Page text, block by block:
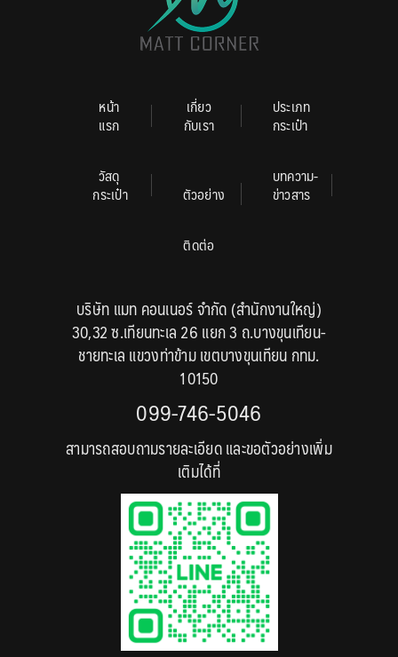
หน้า
แรก
เกี่ยว
กับเรา
ประเภท
กระเป๋า
วัสดุ
กระเป๋า ตัวอย่าง
บทความ-
ข่าวสาร
ติดต่อ
บริษัท แมท คอนเนอร์ จำกัด (สำนักงานใหญ่)
30,32 ซ.เทียนทะเล 26 แยก 3 ถ.บางขุนเทียน-
ชายทะเล แขวงท่าข้าม เขตบางขุนเทียน กทม.
10150
099-746-5046
สามารถสอบถามรายละเอียด และขอตัวอย่างเพิ่ม
เติมได้ที่